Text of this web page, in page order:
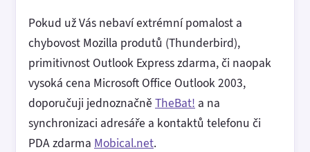
Pokud už Vás nebaví extrémní pomalost a
chybovost Mozilla produtů (Thunderbird),
primitivnost Outlook Express zdarma, či naopak
vysoká cena Microsoft Office Outlook 2003,
doporučuji jednoznačně TheBat! a na
synchronizaci adresáře a kontaktů telefonu či
PDA zdarma Mobical.net.